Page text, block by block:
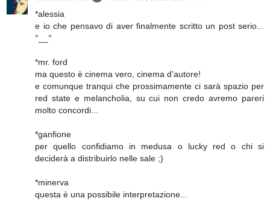
*alessia
e io che pensavo di aver finalmente scritto un post serio...
°__°
*mr. ford
ma questo è cinema vero, cinema d'autore!
e comunque tranqui che prossimamente ci sarà spazio per
red state e melancholia, su cui non credo avremo pareri
molto concordi...
*ganfione
per quello confidiamo in medusa o lucky red o chi si
deciderà a distribuirlo nelle sale ;)
*minerva
questa è una possibile interpretazione...